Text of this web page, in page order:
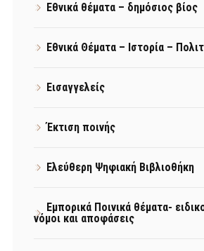
Εθνικά θέματα – δημόσιος βίος
Εθνικά Θέματα – Ιστορία –
Εισαγγελείς
Έκτιση ποινής
Ελεύθερη Ψηφιακή Βιβλιοθήκη
Εμπορικά Ποινικά θέματα-
νόμοι και αποφάσεις